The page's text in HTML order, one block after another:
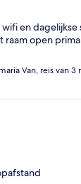
en dagelijkse
raam open
Van, reis van 3